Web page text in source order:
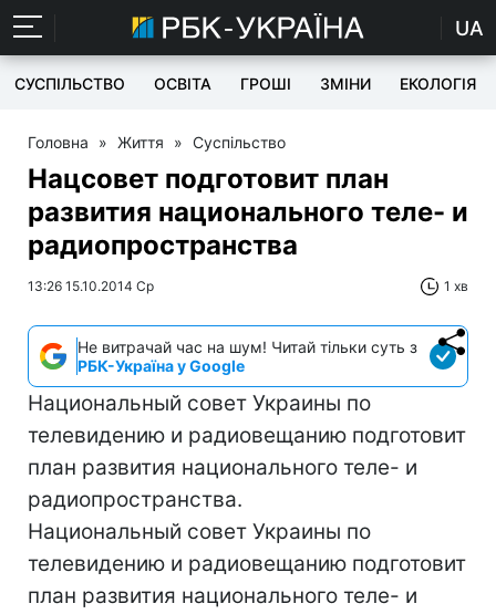
UA
СУСПІЛЬСТВО ОСВІТА ГРОШІ ЗМІНИ ЕКОЛОГІЯ
Головна » Життя » Суспільство
Нацсовет подготовит план
развития национального теле- и
радиопространства
13:26 15.10.2014 Ср 1 хв
Не витрачай час на шум! Читай тільки суть з
РБК-Україна у Google
Национальный совет Украины по
телевидению и радиовещанию подготовит
план развития национального теле- и
радиопространства.
Национальный совет Украины по
телевидению и радиовещанию подготовит
план развития национального теле- и